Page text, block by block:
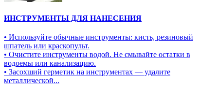
ИНСТРУМЕНТЫ ДЛЯ НАНЕСЕНИЯ
• Используйте обычные инструменты: кисть, резиновый
шпатель или краскопульт.
• Очистите инструменты водой. Не смывайте остатки в
водоемы или канализацию.
• Засохший герметик на инструментах — удалите
металлической...